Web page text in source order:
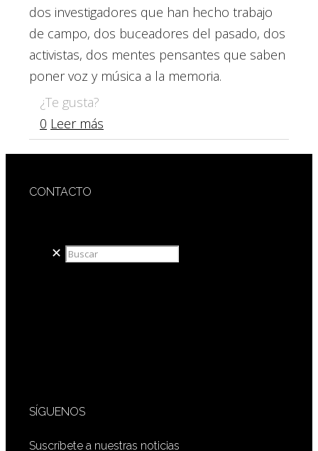
dos investigadores que han hecho trabajo
de campo, dos buceadores del pasado, dos
activistas, dos mentes pensantes que saben
poner voz y música a la memoria.
¿Te gusta?
0 Leer más
CONTACTO
✕
SÍGUENOS
Suscríbete a nuestras noticias